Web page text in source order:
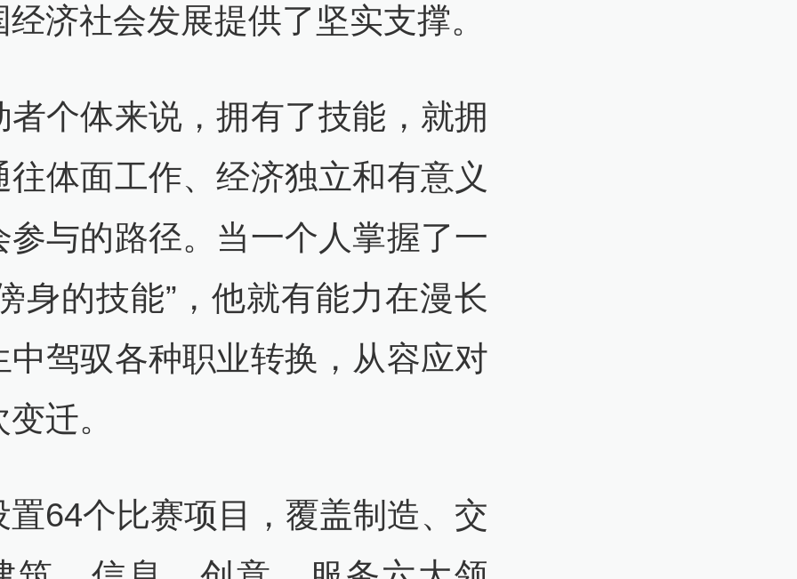
济社会发展提供了坚实支撑。
者个体来说，拥有了技能，就拥
往体面工作、经济独立和有意义
参与的路径。当一个人掌握了一
身的技能”，他就有能力在漫长
中驾驭各种职业转换，从容应对
迁。
置64个比赛项目，覆盖制造、交